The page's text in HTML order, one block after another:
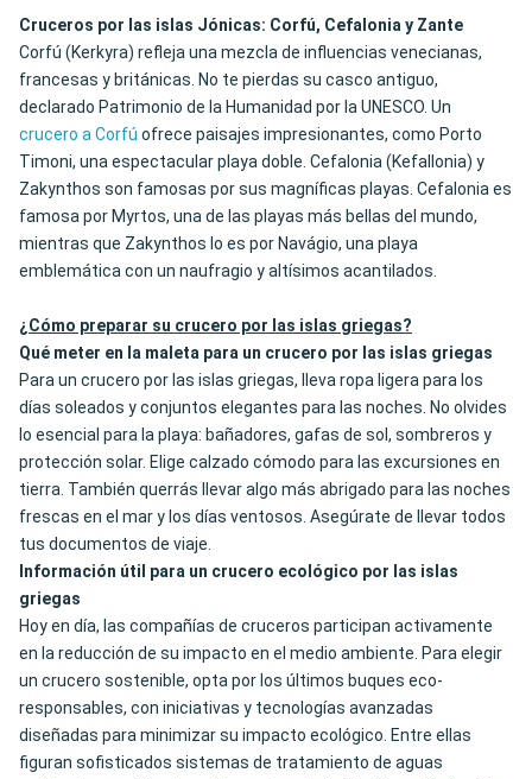
Cruceros por las islas Jónicas: Corfú, Cefalonia y Zante
Corfú (Kerkyra) refleja una mezcla de influencias venecianas,
francesas y británicas. No te pierdas su casco antiguo,
declarado Patrimonio de la Humanidad por la UNESCO. Un
crucero a Corfú ofrece paisajes impresionantes, como Porto
Timoni, una espectacular playa doble. Cefalonia (Kefallonia) y
Zakynthos son famosas por sus magníficas playas. Cefalonia es
famosa por Myrtos, una de las playas más bellas del mundo,
mientras que Zakynthos lo es por Navágio, una playa
emblemática con un naufragio y altísimos acantilados.
¿Cómo preparar su crucero por las islas griegas?
Qué meter en la maleta para un crucero por las islas griegas
Para un crucero por las islas griegas, lleva ropa ligera para los
días soleados y conjuntos elegantes para las noches. No olvides
lo esencial para la playa: bañadores, gafas de sol, sombreros y
protección solar. Elige calzado cómodo para las excursiones en
tierra. También querrás llevar algo más abrigado para las noches
frescas en el mar y los días ventosos. Asegúrate de llevar todos
tus documentos de viaje.
Información útil para un crucero ecológico por las islas
griegas
Hoy en día, las compañías de cruceros participan activamente
en la reducción de su impacto en el medio ambiente. Para elegir
un crucero sostenible, opta por los últimos buques eco-
responsables, con iniciativas y tecnologías avanzadas
diseñadas para minimizar su impacto ecológico. Entre ellas
figuran sofisticados sistemas de tratamiento de aguas